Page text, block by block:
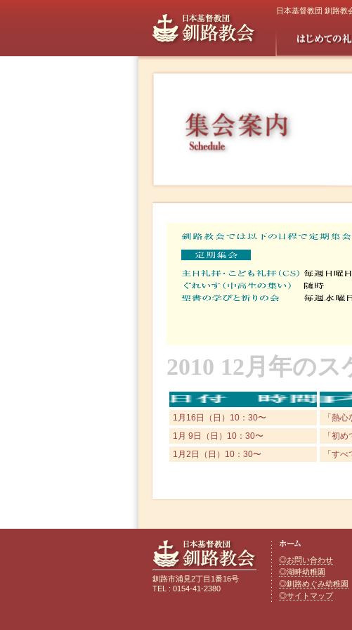
日本基督教団 釧路教
2010 12月年の
1月16日（日）10：30〜
「熱
1月 9日（日）10：30〜
「初
1月2日（日）10：30〜
「す
釧路市浦見2丁目1番16号
TEL : 0154-41-2380
◎お問い合わせ
◎湖畔幼稚園
◎釧路めぐみ幼稚園
◎サイトマップ